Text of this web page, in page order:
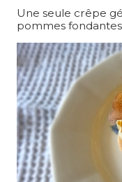
Une seule crêpe
pommes